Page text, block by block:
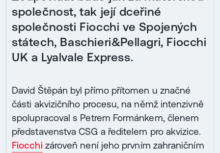
společnost, tak její dceřiné
společnosti Fiocchi ve Spojených
státech, Baschieri&Pellagri, Fiocchi
UK a Lyalvale Express.
David Štěpán byl přímo přítomen u značné
části akvizičního procesu, na němž intenzivně
spolupracoval s Petrem Formánkem, členem
představenstva CSG a ředitelem pro akvizice.
Fiocchizároveň není jeho prvním zahraničním